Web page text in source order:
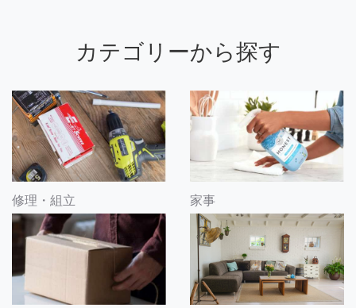
カテゴリーから探す
修理・組立 家事